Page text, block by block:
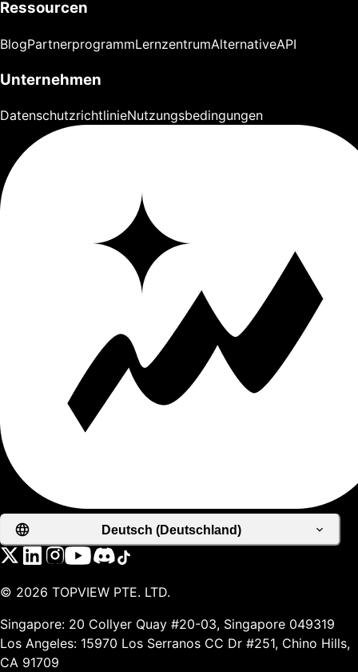
Ressourcen
BlogPartnerprogrammLernzentrumAlternativeAPI
Unternehmen
DatenschutzrichtlinieNutzungsbedingungen
Deutsch (Deutschland)
© 2026 TOPVIEW PTE. LTD.
Singapore: 20 Collyer Quay #20-03, Singapore 049319
Los Angeles: 15970 Los Serranos CC Dr #251, Chino Hills,
CA 91709